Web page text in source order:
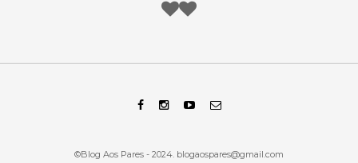
©Blog Aos Pares - 2024. blogaospares@gmail.com